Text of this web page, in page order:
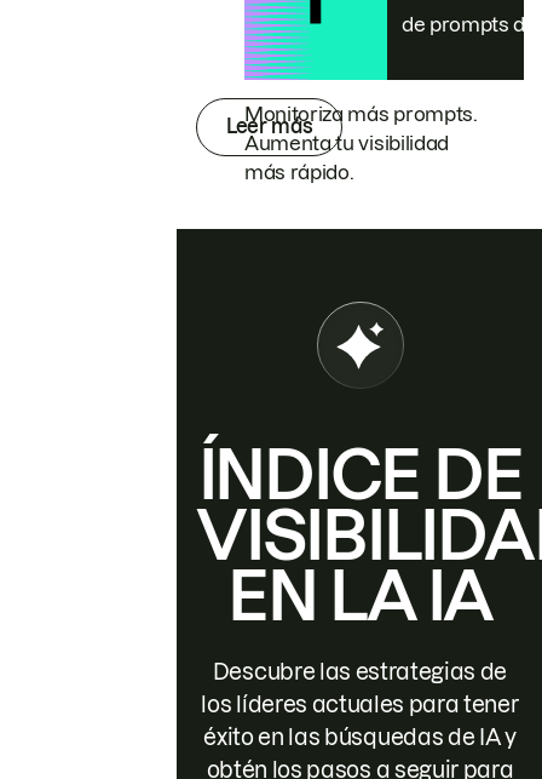
de prompts de
Monitoriza más prompts.
Aumenta tu visibilidad
más rápido.
Leer más
ÍNDICE DE
EN LA IA
Descubre las estrategias de
los líderes actuales para tener
éxito en las búsquedas de IA y
obtén los pasos a seguir para